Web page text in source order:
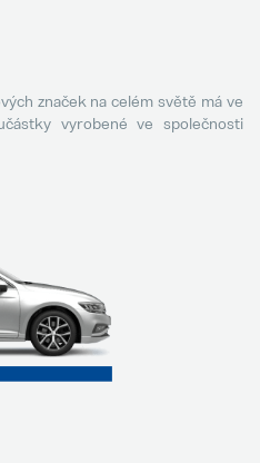
značek na celém světě má ve
vyrobené ve společnosti